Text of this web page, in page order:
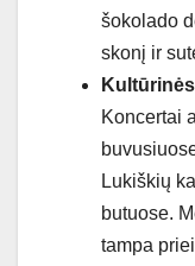
šokolado
skonį ir
Koncertai
Lukiškių
butuose.
tampa